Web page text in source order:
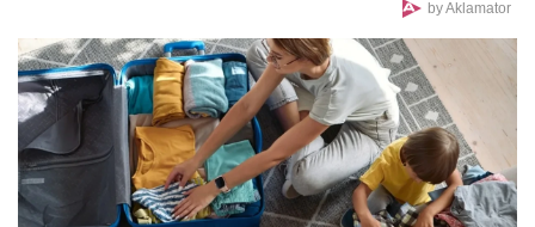
Marinković je zloupotrebila lek čije
je korišćenje strogo propisano
Proglašeno NAJLEPŠE GRČKO
OSTRVO za 2026: Jonski dragulj
osvaja kristalnim morem,
nestvarnom prirodom i plažama kao
sa razglednice